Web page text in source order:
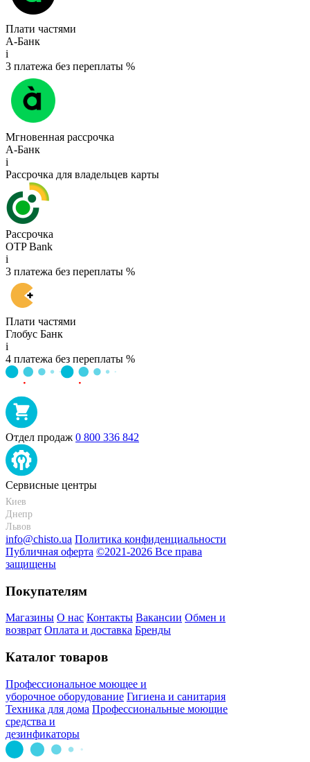
Плати частями
А-Банк
i
3 платежа без переплаты %
Мгновенная рассрочка
А-Банк
i
Рассрочка для владельцев карты
Рассрочка
OTP Bank
i
3 платежа без переплаты %
Плати частями
Глобус Банк
i
4 платежа без переплаты %
Отдел продаж 0 800 336 842
Сервисные центры
Киев
Днепр
Львов
info@chisto.ua Политика конфиденциальности
Публичная оферта ©2021-2026 Все права
защищены
Покупателям
Магазины О нас Контакты Вакансии Обмен и
возврат Оплата и доставка Бренды
Каталог товаров
Профессиональное моющее и
уборочное оборудование Гигиена и санитария
Техника для дома Профессиональные моющие
средства и
дезинфикаторы